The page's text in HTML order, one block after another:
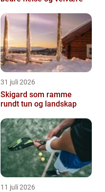
31 juli 2026
Skigard som ramme
rundt tun og landskap
11 juli 2026